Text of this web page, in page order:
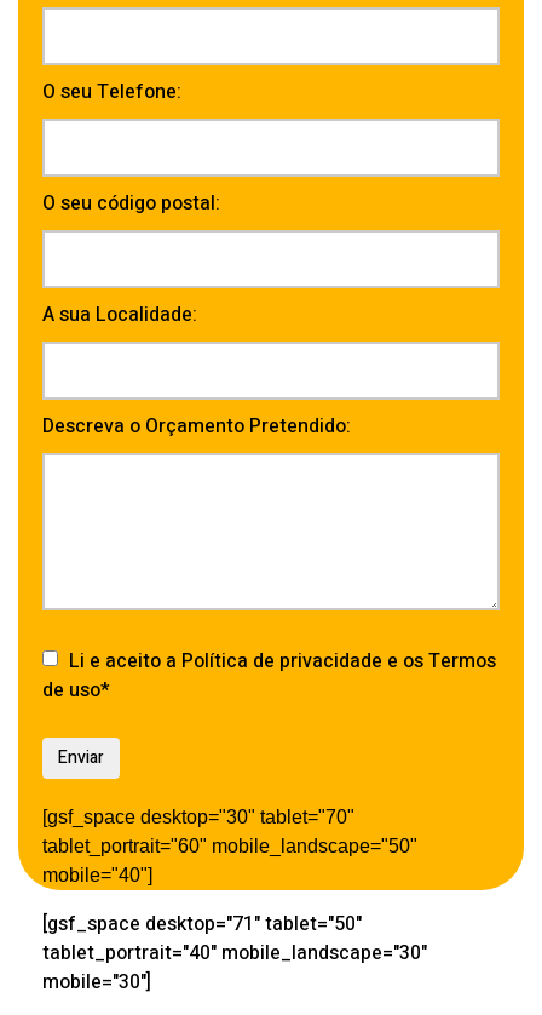
O seu Telefone:
O seu código postal:
A sua Localidade:
Descreva o Orçamento Pretendido:
Li e aceito a Política de privacidade e os Termos
de uso*
[gsf_space desktop="30" tablet="70"
tablet_portrait="60" mobile_landscape="50"
mobile="40"]
[gsf_space desktop="71" tablet="50"
tablet_portrait="40" mobile_landscape="30"
mobile="30"]